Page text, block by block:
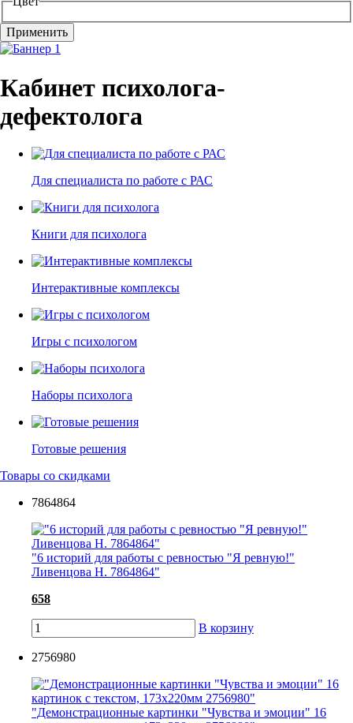
Кабинет психолога-
дефектолога
Для специалиста по работе с РАС
Книги для психолога
Интерактивные комплексы
Игры с психологом
Наборы психолога
Готовые решения
Товары со скидками
7864864
"6 историй для работы с ревностью "Я ревную!"
Ливенцова Н. 7864864"
658
В корзину
2756980
"Демонстрационные картинки "Чувства и эмоции" 16